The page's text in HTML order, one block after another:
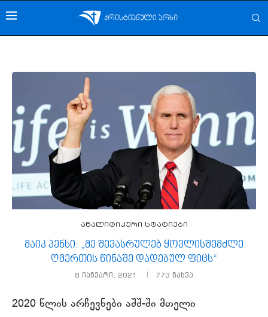
ანალიტიკური სტატიები
მაიკ პენსი: „მე შევასრულებ ყოვლისშემძლე
ღმერთის წინაშე დადებულ ფიცს“
8 იანვარი, 2021 773 ნახვა
2020 წლის არჩევნები აშშ-ში მთელი